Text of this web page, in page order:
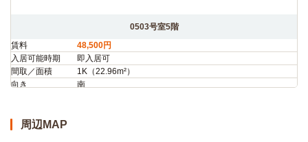
0503号室5階
賃料
48,500円
入居可能時期
即入居可
間取／面積
1K（22.96m²）
向き
南
周辺MAP